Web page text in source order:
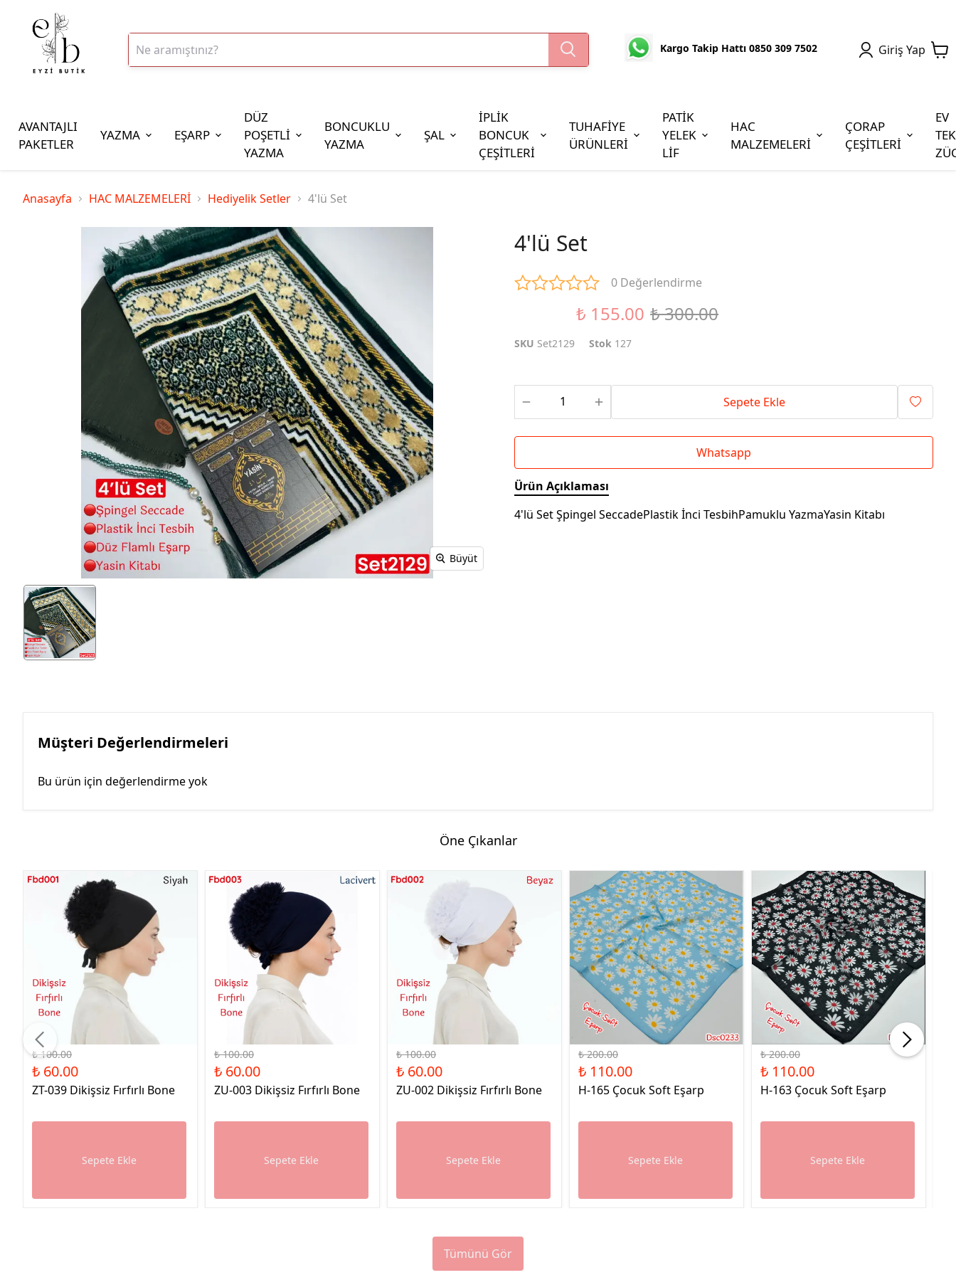
Kargo Takip Hattı 0850 309 7502 Giriş Yap
AVANTAJLI
PAKETLER
YAZMA EŞARP
DÜZ
POŞETLİ
YAZMA
BONCUKLU
YAZMA
ŞAL
İPLİK
BONCUK
ÇEŞİTLERİ
İplik Çeşitleri
20gr Reyyan Polyester İp
100gr Altınbaşak Polyester İp
350gr Altınbaşak Polyester İp
Cezaevi Boncuğu
TUHAFİYE
ÜRÜNLERİ
PATİK
YELEK
LİF
HAC
MALZEMELERİ
ÇORAP
ÇEŞİTLERİ
EV
Anasayfa HAC MALZEMELERİ Hediyelik Setler 4'lü Set
Büyüt
4'lü Set
0 Değerlendirme
₺ 155.00 ₺ 300.00
SKU Set2129 Stok 127
Sepete Ekle
Whatsapp
Ürün Açıklaması
4'lü Set Şpingel SeccadePlastik İnci TesbihPamuklu YazmaYasin Kitabı
Müşteri Değerlendirmeleri
Bu ürün için değerlendirme yok
Öne Çıkanlar
%40 İndirim
₺ 100.00
₺ 60.00
ZT-039 Dikişsiz Fırfırlı Bone
Sepete Ekle
₺ 100.00
₺ 60.00
ZU-003 Dikişsiz Fırfırlı Bone
Sepete Ekle
%40 İndirim
₺ 100.00
₺ 60.00
ZU-002 Dikişsiz Fırfırlı Bone
Sepete Ekle
%45 İndirim
₺ 200.00
₺ 110.00
H-165 Çocuk Soft Eşarp
Sepete Ekle
%45 İndirim
₺ 200.00
₺ 110.00
H-163 Çocuk Soft Eşarp
Sepete Ekle
Tümünü Gör